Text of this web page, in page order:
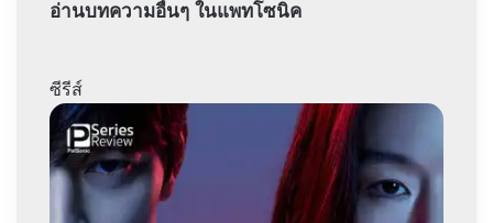
อ่านบทความอื่นๆ ในแพทโซนิค
ซีรีส์